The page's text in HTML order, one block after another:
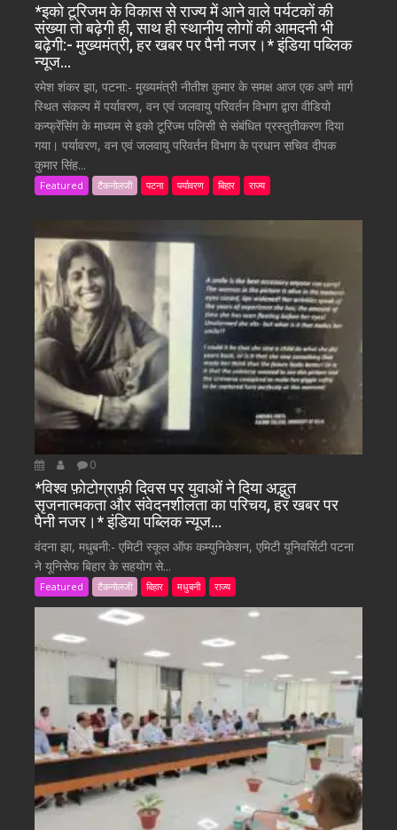
*इको टूरिजम के विकास से राज्य में आने वाले पर्यटकों की
संख्या तो बढ़ेगी ही, साथ ही स्थानीय लोगों की आमदनी भी
बढ़ेगी:- मुख्यमंत्री, हर खबर पर पैनी नजर।* इंडिया पब्लिक
न्यूज…
रमेश शंकर झा, पटना:- मुख्यमंत्री नीतीश कुमार के समक्ष आज एक अणे मार्ग
स्थित संकल्प में पर्यावरण, वन एवं जलवायु परिवर्तन विभाग द्वारा वीडियो
कन्फ्रेंसिंग के माध्यम से इको टूरिज्म पलिसी से संबंधित प्रस्तुतीकरण दिया
गया। पर्यावरण, वन एवं जलवायु परिवर्तन विभाग के प्रधान सचिव दीपक
कुमार सिंह...
Featured टैकनोलजी पटना पर्यावरण बिहार राज्य
0
*विश्व फ़ोटोग्राफ़ी दिवस पर युवाओं ने दिया अद्भुत
सृजनात्मकता और संवेदनशीलता का परिचय, हर खबर पर
पैनी नजर।* इंडिया पब्लिक न्यूज…
वंदना झा, मधुबनी:- एमिटी स्कूल ऑफ कम्युनिकेशन, एमिटी यूनिवर्सिटी पटना
ने यूनिसेफ बिहार के सहयोग से...
Featured टैकनोलजी बिहार मधुबनी राज्य